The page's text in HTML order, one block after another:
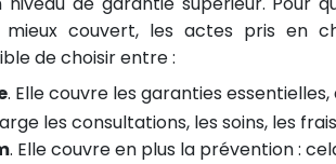
couvert, les actes pris en
de choisir entre :
. Elle couvre les garanties
les consultations, les soins, les
. Elle couvre en plus la prévention :